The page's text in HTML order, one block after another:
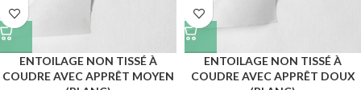
ENTOILAGE NON TISSÉ À
COUDRE AVEC APPRÊT MOYEN
ENTOILAGE NON TISSÉ À
COUDRE AVEC APPRÊT DOUX